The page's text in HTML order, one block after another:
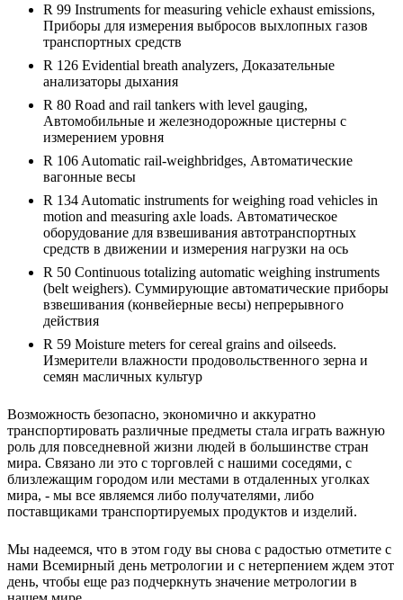
R 99 Instruments for measuring vehicle exhaust emissions,
Приборы для измерения выбросов выхлопных газов
транспортных средств
R 126 Evidential breath analyzers, Доказательные
анализаторы дыхания
R 80 Road and rail tankers with level gauging,
Автомобильные и железнодорожные цистерны с
измерением уровня
R 106 Automatic rail-weighbridges, Автоматические
вагонные весы
R 134 Automatic instruments for weighing road vehicles in
motion and measuring axle loads. Автоматическое
оборудование для взвешивания автотранспортных
средств в движении и измерения нагрузки на ось
R 50 Continuous totalizing automatic weighing instruments
(belt weighers). Суммирующие автоматические приборы
взвешивания (конвейерные весы) непрерывного
действия
R 59 Moisture meters for cereal grains and oilseeds.
Измерители влажности продовольственного зерна и
семян масличных культур
Возможность безопасно, экономично и аккуратно
транспортировать различные предметы стала играть важную
роль для повседневной жизни людей в большинстве стран
мира. Связано ли это с торговлей с нашими соседями, с
близлежащим городом или местами в отдаленных уголках
мира, - мы все являемся либо получателями, либо
поставщиками транспортируемых продуктов и изделий.
Мы надеемся, что в этом году вы снова с радостью отметите с
нами Всемирный день метрологии и с нетерпением ждем этот
день, чтобы еще раз подчеркнуть значение метрологии в